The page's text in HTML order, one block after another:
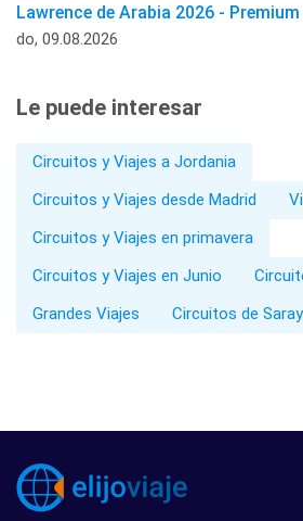
Lawrence de Arabia 2026 - Premium
do, 09.08.2026
Le puede interesar
Circuitos y Viajes a Jordania
Circuitos y Viajes desde Madrid
Circuitos y Viajes en primavera
Circuitos y Viajes en Junio
Grandes Viajes
Circuitos de